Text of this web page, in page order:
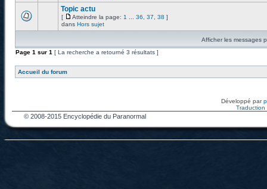
Topic actu
[ Atteindre la page: 1 36 37 38 ]
dans Hors sujet
Afficher les messages
Page 1 sur 1 [ La recherche a retourné 3 résultats ]
Accueil du forum
Développé par
Traduction
© 2008-2015 Encyclopédie du Paranormal